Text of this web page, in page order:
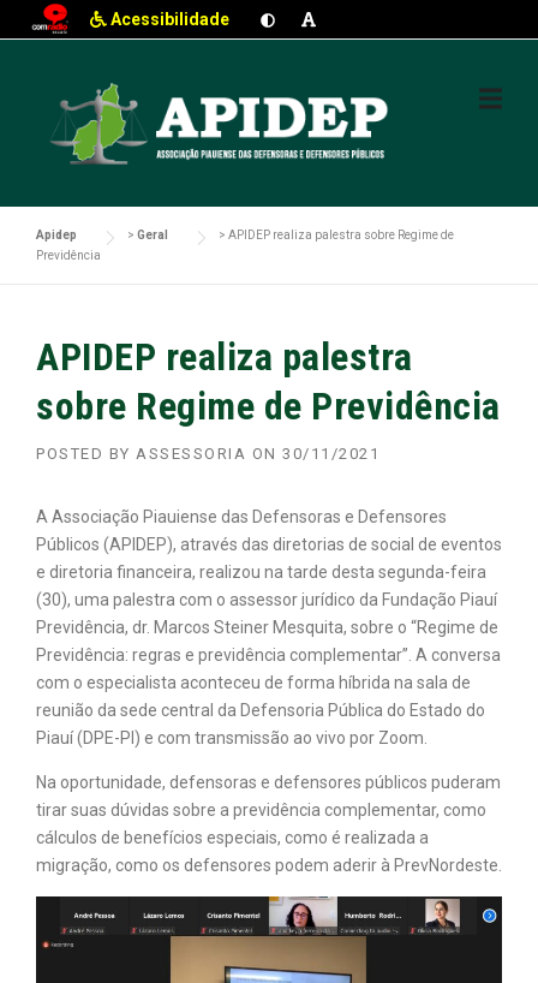
Acessibilidade
Apidep > Geral > APIDEP realiza palestra sobre Regime de
Previdência
APIDEP realiza palestra
sobre Regime de Previdência
POSTED BY ASSESSORIA ON 30/11/2021
A Associação Piauiense das Defensoras e Defensores
Públicos (APIDEP), através das diretorias de social de eventos
e diretoria financeira, realizou na tarde desta segunda-feira
(30), uma palestra com o assessor jurídico da Fundação Piauí
Previdência, dr. Marcos Steiner Mesquita, sobre o “Regime de
Previdência: regras e previdência complementar”. A conversa
com o especialista aconteceu de forma híbrida na sala de
reunião da sede central da Defensoria Pública do Estado do
Piauí (DPE-PI) e com transmissão ao vivo por Zoom.
Na oportunidade, defensoras e defensores públicos puderam
tirar suas dúvidas sobre a previdência complementar, como
cálculos de benefícios especiais, como é realizada a
migração, como os defensores podem aderir à PrevNordeste.